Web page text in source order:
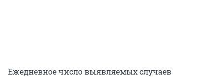
Ежедневное число выявляемых случаев